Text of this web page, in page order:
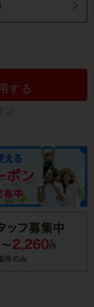
する
ン